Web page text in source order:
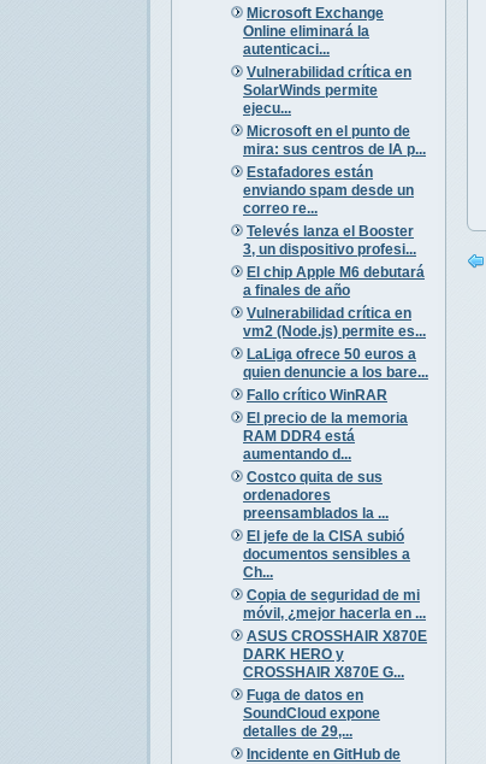
Microsoft Exchange
Online eliminará la
autenticaci...
Vulnerabilidad crítica en
SolarWinds permite
ejecu...
Microsoft en el punto de
mira: sus centros de IA p...
Estafadores están
enviando spam desde un
correo re...
Televés lanza el Booster
3, un dispositivo profesi...
El chip Apple M6 debutará
a finales de año
Vulnerabilidad crítica en
vm2 (Node.js) permite es...
LaLiga ofrece 50 euros a
quien denuncie a los bare...
Fallo crítico WinRAR
El precio de la memoria
RAM DDR4 está
aumentando d...
Costco quita de sus
ordenadores
preensamblados la ...
El jefe de la CISA subió
documentos sensibles a
Ch...
Copia de seguridad de mi
móvil, ¿mejor hacerla en ...
ASUS CROSSHAIR X870E
DARK HERO y
CROSSHAIR X870E G...
Fuga de datos en
SoundCloud expone
detalles de 29,...
Incidente en GitHub de